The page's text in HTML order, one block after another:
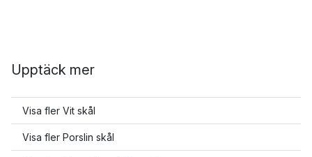
Upptäck mer
Visa fler Vit skål
Visa fler Porslin skål